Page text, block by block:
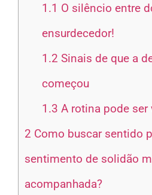
1.1 O silêncio entre
ensurdecedor!
1.2 Sinais de que a
começou
1.3 A rotina pode
2 Como buscar sentido
sentimento de solidão
acompanhada?